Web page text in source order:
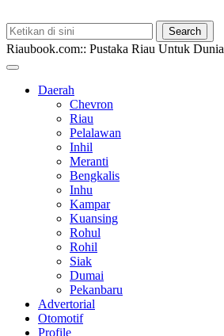
Riaubook.com:: Pustaka Riau Untuk Dunia
Daerah
Chevron
Riau
Pelalawan
Inhil
Meranti
Bengkalis
Inhu
Kampar
Kuansing
Rohul
Rohil
Siak
Dumai
Pekanbaru
Advertorial
Otomotif
Profile